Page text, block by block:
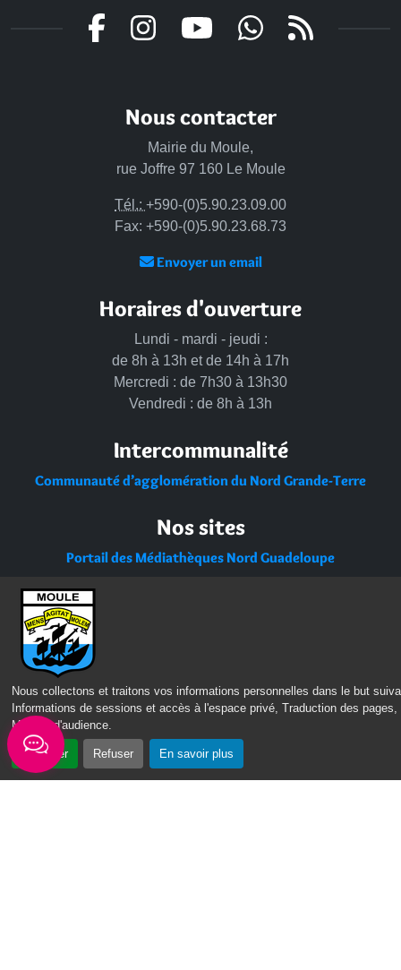
Nous collectons et traitons vos informations personnelles dans le but
Informations de sessions et accès à l'espace privé, Traduction des pages,
Mesure d'audience.
Accepter Refuser En savoir plus
Nous contacter
Mairie du Moule,
rue Joffre 97 160 Le Moule
Tél.: +590-(0)5.90.23.09.00
Fax: +590-(0)5.90.23.68.73
Envoyer un email
Horaires d'ouverture
Lundi - mardi - jeudi :
de 8h à 13h et de 14h à 17h
Mercredi : de 7h30 à 13h30
Vendredi : de 8h à 13h
Intercommunalité
Communauté d’agglomération du Nord Grande-Terre
Nos sites
Portail des Médiathèques Nord Guadeloupe